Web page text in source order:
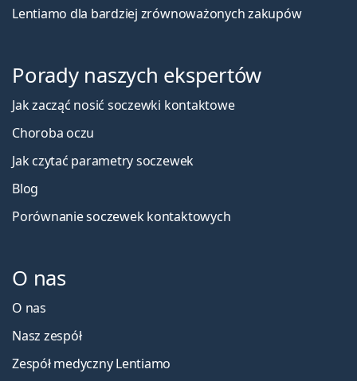
Lentiamo dla bardziej zrównoważonych zakupów
Porady naszych ekspertów
Jak zacząć nosić soczewki kontaktowe
Choroba oczu
Jak czytać parametry soczewek
Blog
Porównanie soczewek kontaktowych
O nas
O nas
Nasz zespół
Zespół medyczny Lentiamo